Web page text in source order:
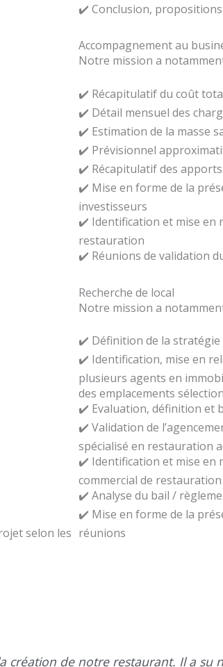
selon les
✔️ Conclusion,
Accompagnement au
Notre mission a
✔️ Récapitulatif du coût
✔️ Détail mensuel des
✔️ Estimation de la masse
✔️ Prévisionnel
✔️ Récapitulatif des
✔️ Mise en forme de la
investisseurs
✔️ Identification et mise en
restauration
✔️ Réunions de validation
Recherche de local
Notre mission a
✔️ Définition de la stratégie
✔️ Identification, mise en
plusieurs agents en
des emplacements
✔️ Evaluation, définition et
✔️ Validation de
spécialisé en restauration
✔️ Identification et mise en
commercial de
✔️ Analyse du bail /
✔️ Mise en forme de la
réunions
création de notre restaurant. Il a su